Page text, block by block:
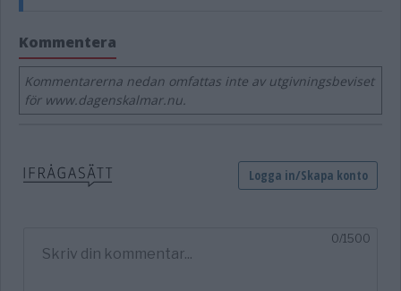
Kommentera
Kommentarerna nedan omfattas inte av utgivningsbeviset
för www.dagenskalmar.nu.